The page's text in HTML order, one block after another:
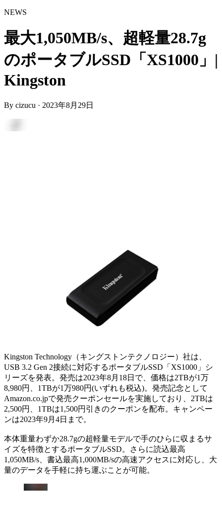
NEWS
最大1,050MB/s、超軽量28.7g
のポータブルSSD「XS1000」|
Kingston
By cizucu · 2023年8月29日
Kingston Technology（キングストンテクノロジー）社は、
USB 3.2 Gen 2接続に対応するポータブルSSD「XS1000」シ
リーズを発表。発売は2023年8月18日で、価格は2TBが1万
8,980円、1TBが1万980円(いずれも税込)。発売記念として
Amazon.co.jpで発売クーポンセールを実施しており、2TBは
2,500円、1TBは1,500円引きのクーポンを配布。キャンペー
ンは2023年9月4日まで。
本体重量わずか28.7gの超軽量モデルで手のひらに収まるサ
イズを特徴とするポータブルSSD。さらに読込最高
1,050MB/s、書込最高1,000MB/sの高速アクセスに対応し、大
量のデータを手軽に持ち運ぶことが可能。